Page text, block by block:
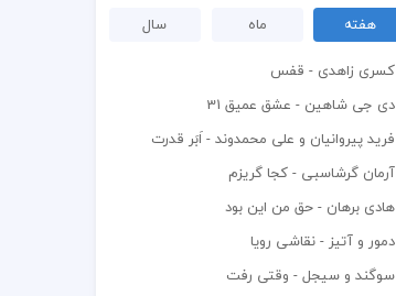
هفته ماه
سال
کسری زاهدی - قفس
دی جی شاهین - عشق عمیق 31
فرید پیروانیان و علی محمدوند - اَبَر قدرت
آرمان گرشاسبی - کجا گریزم
هادی برهان - حق من این بود
دمور و آتیز - نقاشی رویا
سوگند و سیجل - وقتی رفت